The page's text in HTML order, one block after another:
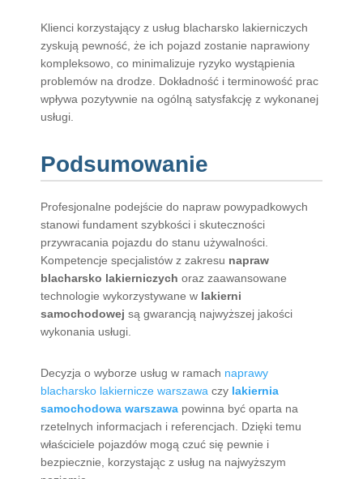
Klienci korzystający z usług blacharsko lakierniczych
zyskują pewność, że ich pojazd zostanie naprawiony
kompleksowo, co minimalizuje ryzyko wystąpienia
problemów na drodze. Dokładność i terminowość prac
wpływa pozytywnie na ogólną satysfakcję z wykonanej
usługi.
Podsumowanie
Profesjonalne podejście do napraw powypadkowych
stanowi fundament szybkości i skuteczności
przywracania pojazdu do stanu używalności.
Kompetencje specjalistów z zakresu napraw
blacharsko lakierniczych oraz zaawansowane
technologie wykorzystywane w lakierni
samochodowej są gwarancją najwyższej jakości
wykonania usługi.
Decyzja o wyborze usług w ramach naprawy
blacharsko lakiernicze warszawa czy lakiernia
samochodowa warszawa powinna być oparta na
rzetelnych informacjach i referencjach. Dzięki temu
właściciele pojazdów mogą czuć się pewnie i
bezpiecznie, korzystając z usług na najwyższym